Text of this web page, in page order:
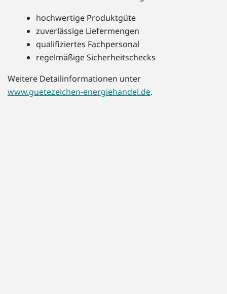
hochwertige Produktgüte
zuverlässige Liefermengen
qualifiziertes Fachpersonal
regelmäßige Sicherheitschecks
Weitere Detailinformationen unter
www.guetezeichen-energiehandel.de.